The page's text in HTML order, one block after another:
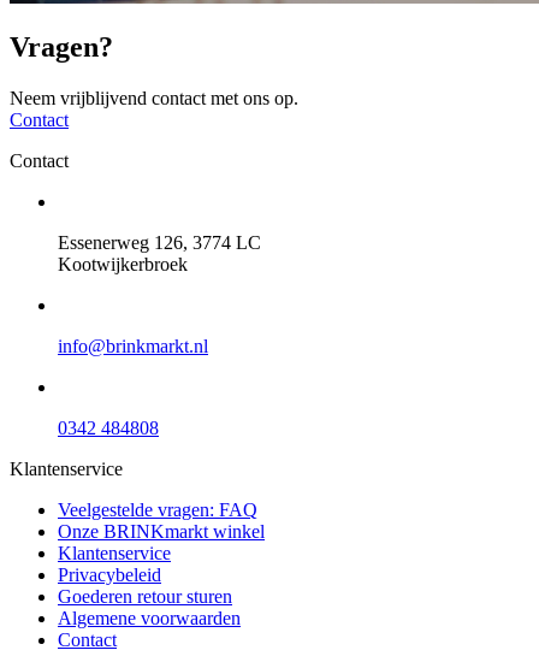
Vragen?
Neem vrijblijvend contact met ons op.
Contact
Contact
Essenerweg 126, 3774 LC
Kootwijkerbroek
info@brinkmarkt.nl
0342 484808
Klantenservice
Veelgestelde vragen: FAQ
Onze BRINKmarkt winkel
Klantenservice
Privacybeleid
Goederen retour sturen
Algemene voorwaarden
Contact